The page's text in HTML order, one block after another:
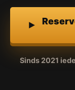
Sinds 2021